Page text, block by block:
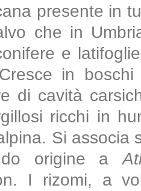
presente in
che in
e
in
di cavità
ricchi in
Si associa
origine a
I rizomi, a